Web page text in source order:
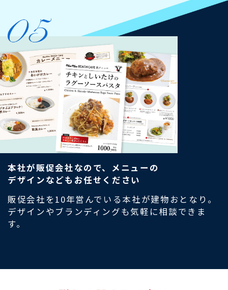
本社が販促会社なので、メニューの
デザインなどもお任せください
販促会社を10年営んでいる本社が建物おとなり。
デザインやブランディングも気軽に相談できま
す。